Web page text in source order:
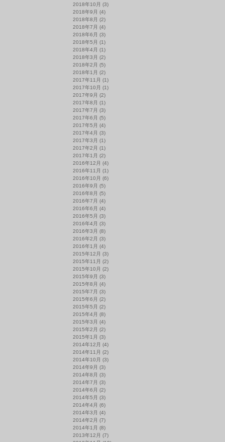
2018年10月 (3)
2018年9月 (4)
2018年8月 (2)
2018年7月 (4)
2018年6月 (3)
2018年5月 (1)
2018年4月 (1)
2018年3月 (2)
2018年2月 (5)
2018年1月 (2)
2017年11月 (1)
2017年10月 (1)
2017年9月 (2)
2017年8月 (1)
2017年7月 (3)
2017年6月 (5)
2017年5月 (4)
2017年4月 (3)
2017年3月 (1)
2017年2月 (1)
2017年1月 (2)
2016年12月 (4)
2016年11月 (1)
2016年10月 (6)
2016年9月 (5)
2016年8月 (5)
2016年7月 (4)
2016年6月 (4)
2016年5月 (3)
2016年4月 (3)
2016年3月 (8)
2016年2月 (3)
2016年1月 (4)
2015年12月 (3)
2015年11月 (2)
2015年10月 (2)
2015年9月 (3)
2015年8月 (4)
2015年7月 (3)
2015年6月 (2)
2015年5月 (2)
2015年4月 (8)
2015年3月 (4)
2015年2月 (2)
2015年1月 (3)
2014年12月 (4)
2014年11月 (2)
2014年10月 (3)
2014年9月 (3)
2014年8月 (3)
2014年7月 (3)
2014年6月 (2)
2014年5月 (3)
2014年4月 (6)
2014年3月 (4)
2014年2月 (7)
2014年1月 (8)
2013年12月 (7)